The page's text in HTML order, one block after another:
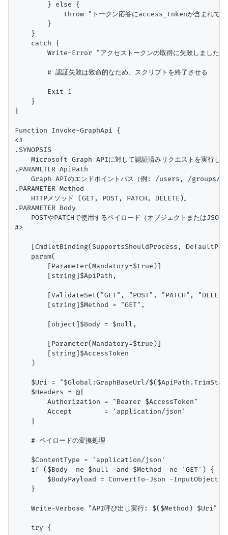
        } else {
throw "トークン応答にaccess_tokenが含まれてい
        }
    }
    catch {
Write-Error "アクセストークンの取得に失敗しまし
        # 認証失敗は致命的なため、スクリプトを終了させる
        Exit 1
    }
}
Function Invoke-GraphApi {
<#
.SYNOPSIS
Microsoft Graph APIに対して認証済みリクエストを実行しま
.PARAMETER ApiPath
Graph APIのエンドポイントパス（例: /users, /groups/
.PARAMETER Method
    HTTPメソッド (GET, POST, PATCH, DELETE)。
.PARAMETER Body
POSTやPATCHで使用するペイロード（オブジェクトまたはJSON
#>
[CmdletBinding(SupportsShouldProcess,
    param(
        [Parameter(Mandatory=$true)]
        [string]$ApiPath,
[ValidateSet("GET", "POST", "PATCH",
        [string]$Method = "GET",
        [object]$Body = $null,
        [Parameter(Mandatory=$true)]
        [string]$AccessToken
    )
$Uri = "$Global:GraphBaseUrl/
    $Headers = @{
        Authorization = "Bearer $AccessToken"
        Accept        = 'application/json'
    }
    # ペイロードの変換処理
    $ContentType = 'application/json'
    if ($Body -ne $null -and $Method -ne 'GET') {
$BodyPayload = ConvertTo-Json -InputObject
    }
    Write-Verbose "API呼び出し実行: $($Method) $Uri"
    try {